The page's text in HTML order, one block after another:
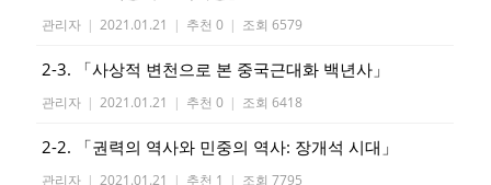
관리자 | 2021.01.21 | 추천 0 | 조회 6579
2-3. 「사상적 변천으로 본 중국근대화 백년사」
관리자 | 2021.01.21 | 추천 0 | 조회 6418
2-2. 「권력의 역사와 민중의 역사: 장개석 시대」
관리자 | 2021.01.21 | 추천 1 | 조회 7795